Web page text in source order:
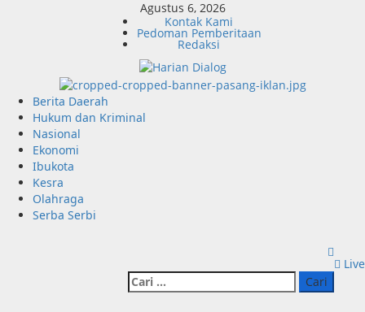
Agustus 6, 2026
Kontak Kami
Pedoman Pemberitaan
Redaksi
Primary
Menu
Berita Daerah
Hukum dan Kriminal
Nasional
Ekonomi
Ibukota
Kesra
Olahraga
Serba Serbi
Cari
untuk:
Live